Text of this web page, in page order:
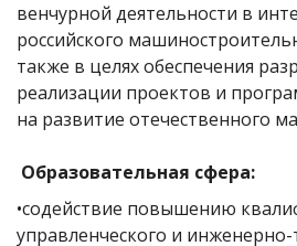
венчурной деятельности в
российского
также в целях обеспечения
реализации проектов и
на развитие отечественного
Образовательная сфера:
•содействие повышению
управленческого и инженерно-